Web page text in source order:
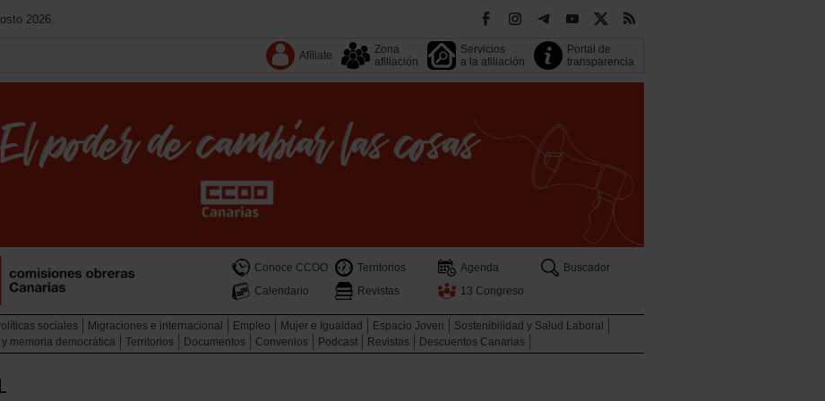
2026.
Afíliate
Zona
afiliación
Servicios
a la afiliación
Portal de
transparencia
Conoce CCOO Territorios Agenda
Buscador
Calendario
Revistas 13 Congreso
sociales Migraciones e internacional Empleo Mujer e Igualdad Espacio Joven
Sostenibilidad y Salud Laboral
memoria democrática Territorios Documentos Convenios Podcast Revistas Descuentos Canarias